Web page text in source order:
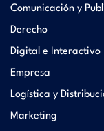
Comunicación y
Derecho
Digital e Interactivo
Empresa
Logística y
Marketing